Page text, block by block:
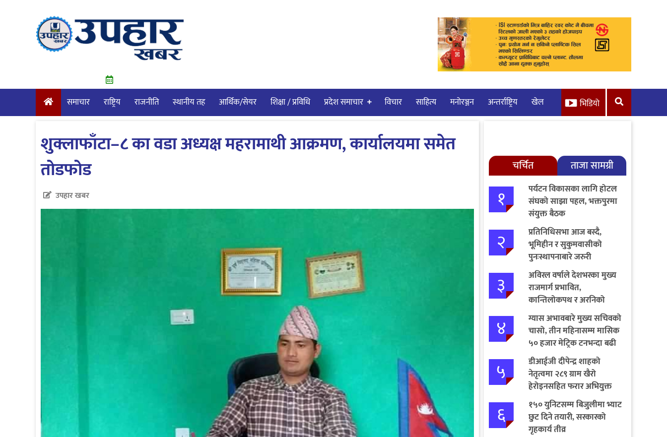
समाचार राष्ट्रिय राजनीति स्थानीय तह आर्थिक/सेयर शिक्षा / प्रविधि प्रदेश समाचार विचार साहित्य मनाेरञ्जन अन्तर्राष्ट्रिय खेल भिडियो
शुक्लाफाँटा–८ का वडा अध्यक्ष महरामाथी आक्रमण, कार्यालयमा समेत
तोडफोड
उपहार खबर
चर्चित ताजा सामग्री
१
पर्यटन विकासका लागि होटल
संघको साझा पहल, भक्तपुरमा
संयुक्त बैठक
२
प्रतिनिधिसभा आज बस्दै,
भूमिहीन र सुकुमवासीको
पुनःस्थापनाबारे जरुरी
प्रस्तावमाथि छलफल हुने
३
अविरल वर्षाले देशभरका मुख्य
राजमार्ग प्रभावित,
कान्तिलोकपथ र अरनिको
राजमार्ग पूर्ण अवरुद्ध
४
ग्यास अभावबारे मुख्य सचिवको
चासो, तीन महिनासम्म मासिक
५० हजार मेट्रिक टनभन्दा बढी
आयात गर्ने निर्णय
५
डीआईजी दीपेन्द्र शाहको
नेतृत्वमा २८९ ग्राम खैरो
हेरोइनसहित फरार अभियुक्त
पक्राउ
६
१५० युनिटसम्म बिजुलीमा भ्याट
छुट दिने तयारी, सरकारको
गृहकार्य तीव्र